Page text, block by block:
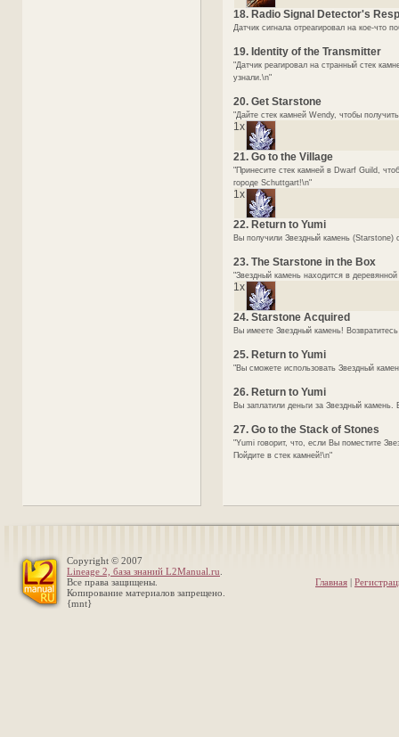
18. Radio Signal Detector's
Датчик сигнала отреагировал на кое-что
19. Identity of the Transmitter
"Датчик реагировал на странный стек
узнали.\n"
20. Get Starstone
"Дайте стек камней Wendy, чтобы
1x
21. Go to the Village
"Принесите стек камней в Dwarf Guild,
городе Schuttgart!\n"
1x
22. Return to Yumi
Вы получили Звездный камень (Starstone)
23. The Starstone in the Box
"Звездный камень находится в
1x
24. Starstone Acquired
Вы имеете Звездный камень!
25. Return to Yumi
"Вы сможете использовать Звездный
26. Return to Yumi
Вы заплатили деньги за Звездный камень.
27. Go to the Stack of Stones
"Yumi говорит, что, если Вы поместите
Пойдите в стек камней!\n"
Copyright © 2007
Lineage 2, база знаний L2Manual.ru
Все права защищены.
Копирование материалов запрещено.
{mnt}
Главная |